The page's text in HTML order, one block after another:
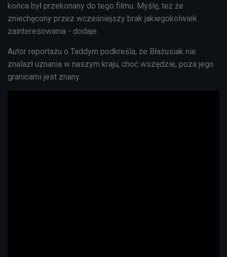
końca był przekonany do tego filmu. Myślę, też że
zniechęcony przez wcześniejszy brak jakiegokolwiek
zainteresowania - dodaje.
Autor reportażu o Taddym podkreśla, że Błażusiak nie
znalazł uznania w naszym kraju, choć wszędzie, poza jego
granicami jest znany.